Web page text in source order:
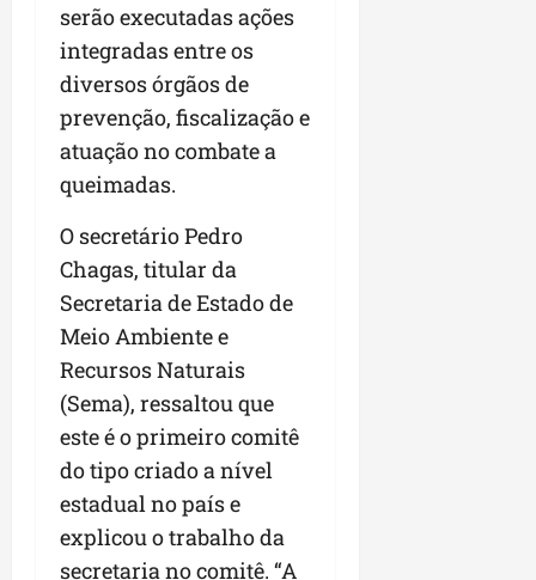
serão executadas ações
integradas entre os
diversos órgãos de
prevenção, fiscalização e
atuação no combate a
queimadas.
O secretário Pedro
Chagas, titular da
Secretaria de Estado de
Meio Ambiente e
Recursos Naturais
(Sema), ressaltou que
este é o primeiro comitê
do tipo criado a nível
estadual no país e
explicou o trabalho da
secretaria no comitê. “A